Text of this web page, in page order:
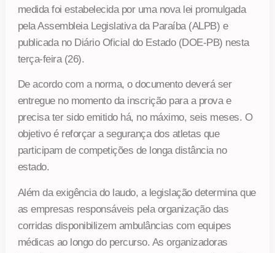
medida foi estabelecida por uma nova lei promulgada
pela Assembleia Legislativa da Paraíba (ALPB) e
publicada no Diário Oficial do Estado (DOE-PB) nesta
terça-feira (26).
De acordo com a norma, o documento deverá ser
entregue no momento da inscrição para a prova e
precisa ter sido emitido há, no máximo, seis meses. O
objetivo é reforçar a segurança dos atletas que
participam de competições de longa distância no
estado.
Além da exigência do laudo, a legislação determina que
as empresas responsáveis pela organização das
corridas disponibilizem ambulâncias com equipes
médicas ao longo do percurso. As organizadoras